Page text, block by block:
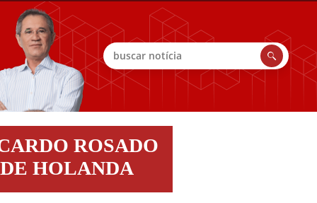
Buscar
ROSADO
DE HOLANDA